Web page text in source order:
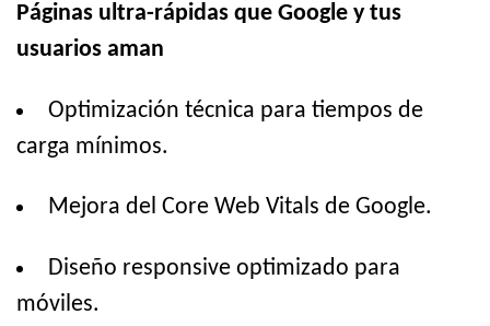
Páginas ultra-rápidas que Google y tus
usuarios aman
Optimización técnica para tiempos de
carga mínimos.
Mejora del Core Web Vitals de Google.
Diseño responsive optimizado para
móviles.